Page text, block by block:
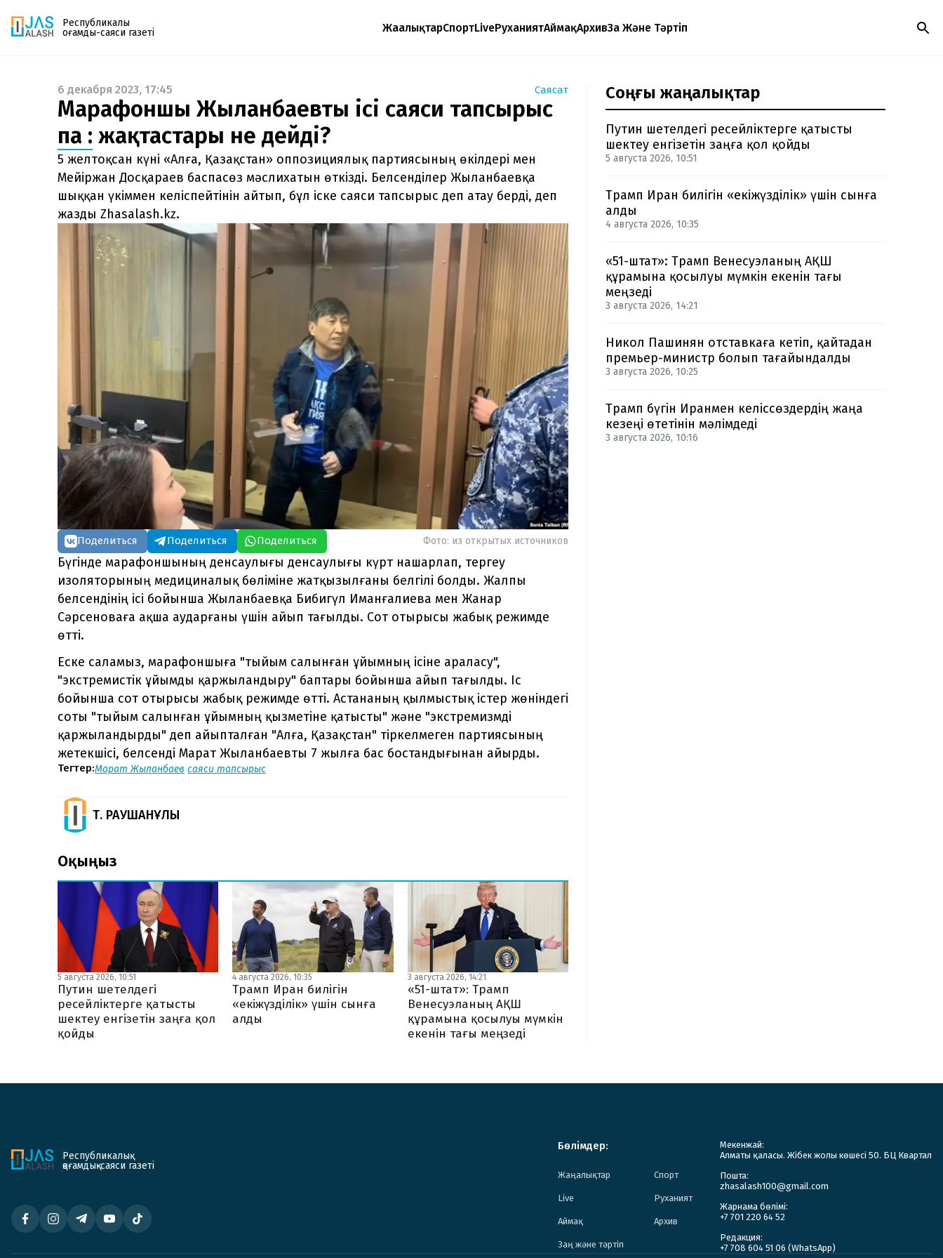
Республикалық
қоғамдық-саяси газеті
ЖаңалықтарСпортLiveРуханиятАймақАрхивЗаң Және Тәртіп
Газетке жазылу
PDF форматтағы газетті ай сайын электронды
поштаңызға алып отырыңыз. Жаңа нөмір
шыққан сәтте сізге бірден жіберіледі. Тек email
енгізіңіз, біз қалғанын өзіміз жібереміз.
6 декабря 2023, 17:45 Саясат
Марафоншы Жыланбаевтың ісі саяси тапсырыс
па : жақтастары не дейді?
5 желтоқсан күні «Алға, Қазақстан» оппозициялық партиясының өкілдері мен
Мейіржан Досқараев баспасөз мәслихатын өткізді. Белсенділер Жыланбаевқа
шыққан үкіммен келіспейтінін айтып, бұл іске саяси тапсырыс деп атау берді, деп
жазды Zhasalash.kz.
Поделиться Поделиться Поделиться Фото: из открытых источников
Бүгінде марафоншының денсаулығы денсаулығы күрт нашарлап, тергеу
изоляторының медициналық бөліміне жатқызылғаны белгілі болды. Жалпы
белсендінің ісі бойынша Жыланбаевқа Бибигүл Иманғалиева мен Жанар
Сәрсеноваға ақша аударғаны үшін айып тағылды. Сот отырысы жабық режимде
өтті.
Еске саламыз, марафоншыға "тыйым салынған ұйымның ісіне араласу",
"экстремистік ұйымды қаржыландыру" баптары бойынша айып тағылды. Іс
бойынша сот отырысы жабық режимде өтті. Астананың қылмыстық істер жөніндегі
соты "тыйым салынған ұйымның қызметіне қатысты" және "экстремизмді
қаржыландырды" деп айыпталған "Алға, Қазақстан" тіркелмеген партиясының
жетекшісі, белсенді Марат Жыланбаевты 7 жылға бас бостандығынан айырды.
Тегтер:Марат Жыланбаев саяси тапсырыс
Т. РАУШАНҰЛЫ
Оқыңыз
5 августа 2026, 10:51
Путин шетелдегі
ресейліктерге қатысты
шектеу енгізетін заңға қол
қойды
4 августа 2026, 10:35
Трамп Иран билігін
«екіжүзділік» үшін сынға
алды
3 августа 2026, 14:21
«51-штат»: Трамп
Венесуэланың АҚШ
құрамына қосылуы мүмкін
екенін тағы меңзеді
Соңғы жаңалықтар
Путин шетелдегі ресейліктерге қатысты
шектеу енгізетін заңға қол қойды
5 августа 2026, 10:51
Трамп Иран билігін «екіжүзділік» үшін сынға
алды
4 августа 2026, 10:35
«51-штат»: Трамп Венесуэланың АҚШ
құрамына қосылуы мүмкін екенін тағы
меңзеді
3 августа 2026, 14:21
Никол Пашинян отставкаға кетіп, қайтадан
премьер-министр болып тағайындалды
3 августа 2026, 10:25
Трамп бүгін Иранмен келіссөздердің жаңа
кезеңі өтетінін мәлімдеді
3 августа 2026, 10:16
Республикалық
қоғамдық-саяси газеті
Бөлімдер:
Жаңалықтар Спорт
Live Руханият
Аймақ Архив
Заң және тәртіп
Мекенжай:
Алматы қаласы. Жібек жолы көшесі 50. БЦ Квартал
Пошта:
zhasalash100@gmail.com
Жарнама бөлімі:
+7 701 220 64 52
Редакция:
+7 708 604 51 06 (WhatsApp)